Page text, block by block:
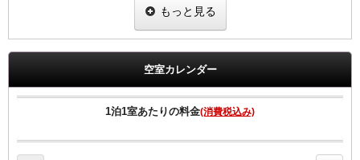
◆枕元USBコンセント
◆動画配信サービス
（YouTube、Prime Video、NETFLIX、Hulu、AbemaTV、U-NEXT）
◆ＶＯＤルームシアター全室設置（1日1,000円）
もっと見る
空室カレンダー
1泊1室あたりの料金(消費税込み)